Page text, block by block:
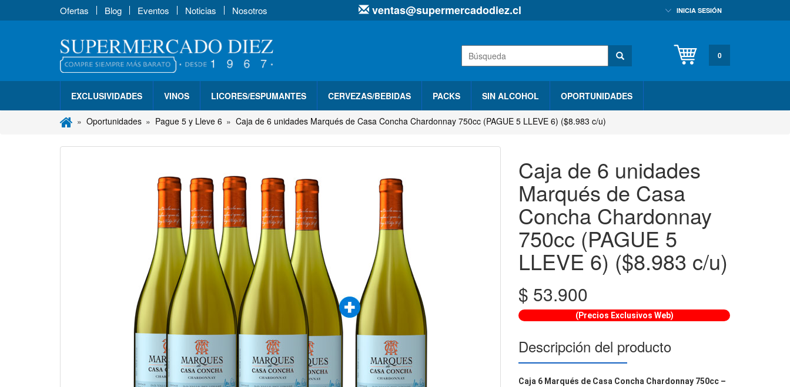
Ofertas Blog Eventos Noticias Nosotros INICIA SESIÓN
ventas@supermercadodiez.cl
0
EXCLUSIVIDADES VINOS LICORES/ESPUMANTES CERVEZAS/BEBIDAS PACKS SIN ALCOHOL OPORTUNIDADES
Oportunidades Pague 5 y Lleve 6 Caja de 6 unidades Marqués de Casa Concha Chardonnay 750cc (PAGUE 5 LLEVE 6) ($8.983 c/u)
Caja de 6 unidades
Marqués de Casa
Concha Chardonnay
750cc (PAGUE 5
LLEVE 6) ($8.983 c/u)
$ 53.900
(Precios Exclusivos Web)
Descripción del producto
Caja 6 Marqués de Casa Concha Chardonnay 750cc –